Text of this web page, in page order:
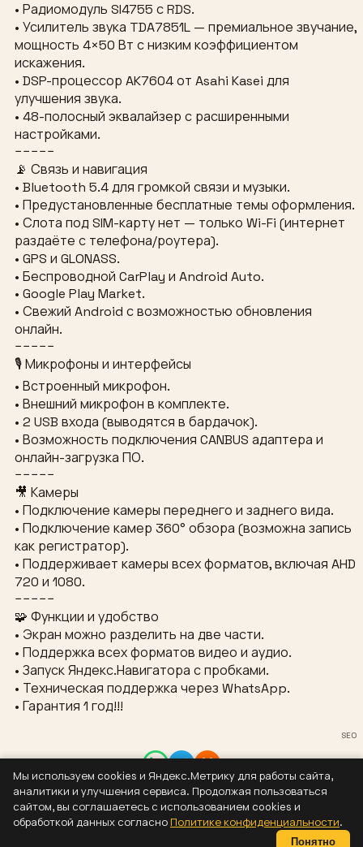
• Радиомодуль SI4755 с RDS.
• Усилитель звука TDA7851L — премиальное звучание,
мощность 4×50 Вт с низким коэффициентом
искажения.
• DSP-процессор AK7604 от Asahi Kasei для
улучшения звука.
• 48-полосный эквалайзер с расширенными
настройками.
−−−−−
📡 Связь и навигация
• Bluetooth 5.4 для громкой связи и музыки.
• Предустановленные бесплатные темы оформления.
• Слота под SIM-карту нет — только Wi-Fi (интернет
раздаёте с телефона/роутера).
• GPS и GLONASS.
• Беспроводной CarPlay и Android Auto.
• Google Play Market.
• Свежий Android с возможностью обновления
онлайн.
−−−−−
🎙 Микрофоны и интерфейсы
• Встроенный микрофон.
• Внешний микрофон в комплекте.
• 2 USB входа (выводятся в бардачок).
• Возможность подключения CANBUS адаптера и
онлайн-загрузка ПО.
−−−−−
🎥 Камеры
• Подключение камеры переднего и заднего вида.
• Подключение камер 360° обзора (возможна запись
как регистратор).
• Поддерживает камеры всех форматов, включая AHD
720 и 1080.
−−−−−
🧩 Функции и удобство
• Экран можно разделить на две части.
• Поддержка всех форматов видео и аудио.
• Запуск Яндекс.Навигатора с пробками.
• Техническая поддержка через WhatsApp.
• Гарантия 1 год!!!
SEO
Контакты
8 (937) 304-44-55
sizaus@bk.ru
Политика конфиденциальности
Мы используем cookies и Яндекс.Метрику для работы сайта,
аналитики и улучшения сервиса. Продолжая пользоваться
сайтом, вы соглашаетесь с использованием cookies и
обработкой данных согласно Политике конфиденциальности.
Понятно